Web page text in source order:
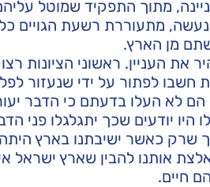
מתוך התפקיד שמוטל
מתעוררת רשעת הגויים
מן הארץ.
את העניין. ראשוני הציונות
חשבו לפתור על ידי שנעזור
הם לא העלו בדעתם כי הדבר
יודעים שכך יתגלגלו פני
כאשר ישיבתנו בארץ
אותנו להבין שארץ ישראל
חיים.